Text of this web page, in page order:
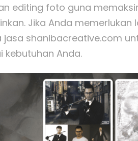
editing foto guna
Jika Anda
shanibacreative.com
kebutuhan Anda.